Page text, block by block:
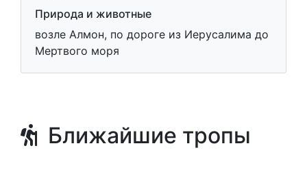
Природа и животные
возле Алмон, по дороге из Иерусалима до
Мертвого моря
Ближайшие тропы